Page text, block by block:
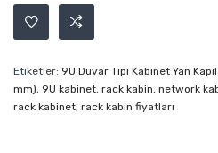
Etiketler: 9U Duvar Tipi Kabinet Yan
mm), 9U kabinet, rack kabin, network
rack kabinet, rack kabin fiyatları